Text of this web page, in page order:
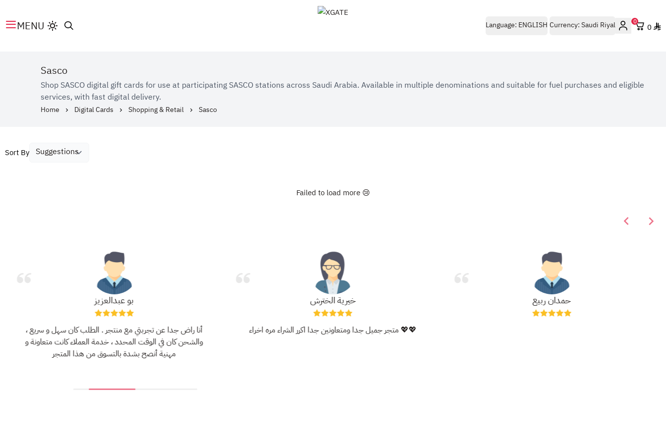
MENU Language: ENGLISH Currency:Saudi Riyal 0
0
Sasco
Shop SASCO digital gift cards for use at participating SASCO stations across Saudi Arabia. Available in multiple denominations and suitable for fuel purchases and eligible
services, with fast digital delivery.
Home Digital Cards Shopping & Retail Sasco
Sort By
Failed to load more 😢
بو عبدالعزيز
أنا راض جدا عن تجربتي مع منتجر . الطلب كان سهل و سريع ،
والشحن كان في الوقت المحدد ، خدمة العملاء كانت متعاونة و
مهنية أنصح بشدة بالتسوق من هذا المتجر
خيرية الخترش
متجر جميل جدا ومتعاونين جدا اكرر الشراء مره اخراء 💖💖
حمدان ربيع